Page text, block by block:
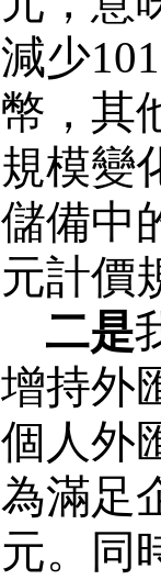
減少
幣，其
規模變
儲備中
元計價
二是
增持外
個人外
為滿足
元。同